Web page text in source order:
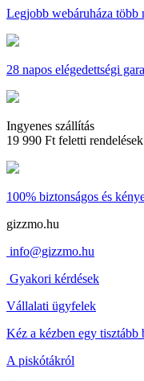
Legjobb webáruháza több
28 napos elégedettségi
Ingyenes szállítás
19 990 Ft feletti rendelések
100% biztonságos és
gizzmo.hu
info@gizzmo.hu
Gyakori kérdések
Vállalati ügyfelek
Kéz a kézben egy tisztább
A piskótákról